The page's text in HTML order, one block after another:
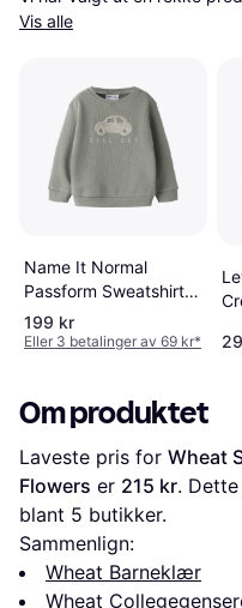
Vis alle
Name It Normal
Passform Sweatshirt
Nmmobear Nreg
Sweat Unb Noos -
199 kr
Eller 3 betalinger av 69 kr*
Om produktet
Laveste pris for Wheat
Flowers er 215 kr.
blant 5 butikker.
Sammenlign:
Wheat Barneklær
Wheat